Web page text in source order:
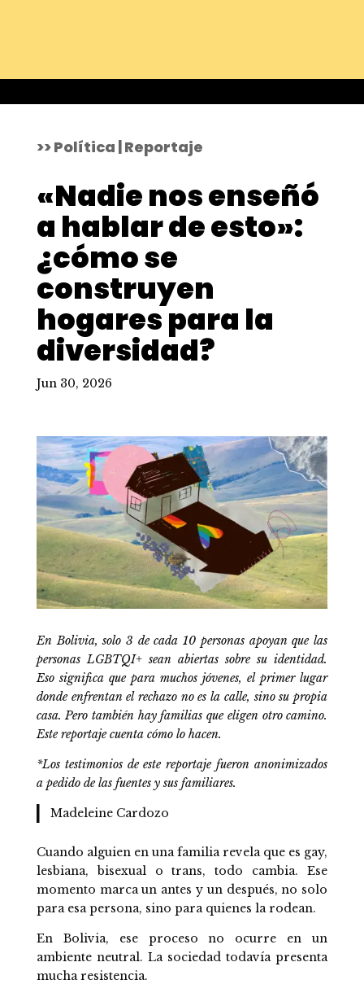
>> Política | Reportaje
«Nadie nos enseñó
a hablar de esto»:
¿cómo se
construyen
hogares para la
diversidad?
Jun 30, 2026
En Bolivia, solo 3 de cada 10 personas apoyan que las
personas LGBTQI+ sean abiertas sobre su identidad.
Eso significa que para muchos jóvenes, el primer lugar
donde enfrentan el rechazo no es la calle, sino su propia
casa. Pero también hay familias que eligen otro camino.
Este reportaje cuenta cómo lo hacen.
*Los testimonios de este reportaje fueron anonimizados
a pedido de las fuentes y sus familiares.
Madeleine Cardozo
Cuando alguien en una familia revela que es gay,
lesbiana, bisexual o trans, todo cambia. Ese
momento marca un antes y un después, no solo
para esa persona, sino para quienes la rodean.
En Bolivia, ese proceso no ocurre en un
ambiente neutral. La sociedad todavía presenta
mucha resistencia.